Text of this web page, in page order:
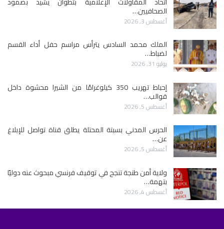
الصحافيين…
أغسطس 3, 2026
الملك محمد السادس يترأس مراسم حفل أداء القسم
لضباط…
يوليو 31, 2026
إحباط تهريب 350 كيلوغرامًا من الشيرا محشوة داخل
قوالب…
أغسطس 5, 2026
الحرس المدني بسبتة المحتلة يطلق قناة تواصل للإبلاغ
عن…
أغسطس 5, 2026
ولاية أمن طنجة تنجح في توقيف فرنسي مبحوث عنه دوليًا
بتهمة…
أغسطس 4, 2026